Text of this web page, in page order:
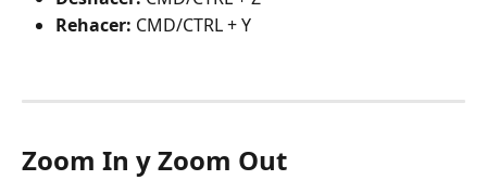
Rehacer: CMD/CTRL + Y
Zoom In y Zoom Out